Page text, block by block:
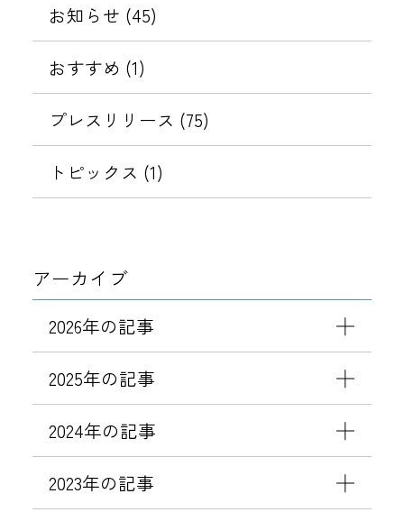
相
フ
ッ
イ
浜
駅
東
口
」
を
出
店
お知らせ (45)
おすすめ (1)
プレスリリース (75)
トピックス (1)
アーカイブ
2026年の記事
2025年の記事
2024年の記事
2023年の記事